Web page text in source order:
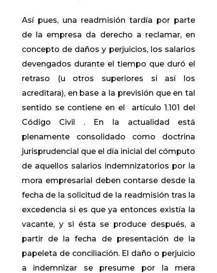
Así pues, una readmisión tardía por parte
de la empresa da derecho a reclamar, en
concepto de daños y perjuicios, los salarios
devengados durante el tiempo que duró el
retraso (u otros superiores si así los
acreditara), en base a la previsión que en tal
sentido se contiene en el artículo 1.101 del
Código Civil . En la actualidad está
plenamente consolidado como doctrina
jurisprudencial que el día inicial del cómputo
de aquellos salarios indemnizatorios por la
mora empresarial deben contarse desde la
fecha de la solicitud de la readmisión tras la
excedencia si es que ya entonces existía la
vacante, y si ésta se produce después, a
partir de la fecha de presentación de la
papeleta de conciliación. El daño o perjuicio
a indemnizar se presume por la mera